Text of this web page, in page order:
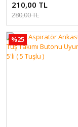
210,00 TL
280,00 TL
%25